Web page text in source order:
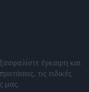
έγκαιρη και
τις ειδικές
μας.